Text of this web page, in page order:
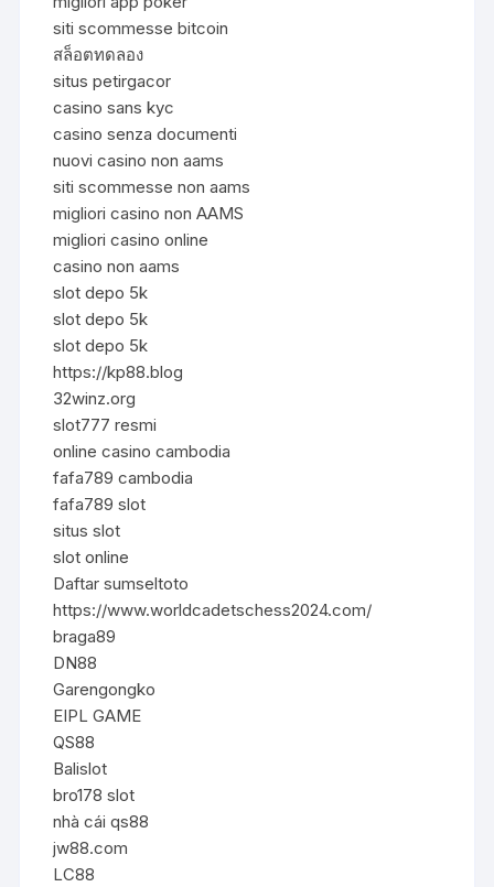
siti scommesse bitcoin
สล็อตทดลอง
situs petirgacor
casino sans kyc
casino senza documenti
nuovi casino non aams
siti scommesse non aams
migliori casino non AAMS
migliori casino online
casino non aams
slot depo 5k
slot depo 5k
slot depo 5k
https://kp88.blog
32winz.org
slot777 resmi
online casino cambodia
fafa789 cambodia
fafa789 slot
situs slot
slot online
Daftar sumseltoto
https://www.worldcadetschess2024.com/
braga89
DN88
Garengongko
EIPL GAME
QS88
Balislot
bro178 slot
nhà cái qs88
jw88.com
LC88